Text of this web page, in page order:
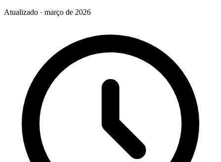
Atualizado · março de 2026